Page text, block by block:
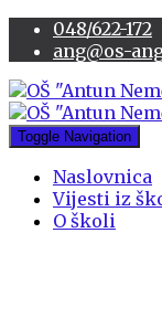
048/622-172
ang@os-
Toggle Navigation
Naslovnica
Vijesti iz
O školi